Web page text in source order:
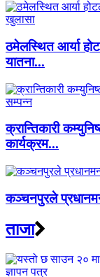
ठमेलस्थित आर्या
यातना...
क्रान्तिकारी
कार्यक्रम...
कञ्चनपुरले
ताजा